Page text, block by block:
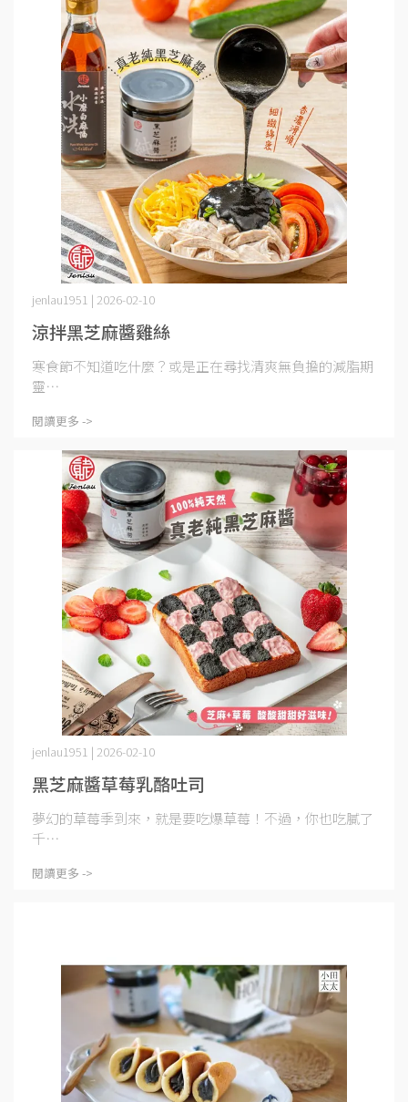
涼拌黑芝麻醬雞絲
jenlau1951 | 2026-02-10
寒食節不知道吃什麼？或是正在尋找清爽無負擔的減脂期
靈⋯
閱讀更多 ->
黑芝麻醬草莓乳酪吐司
jenlau1951 | 2026-02-10
夢幻的草莓季到來，就是要吃爆草莓！不過，你也吃膩了
千⋯
閱讀更多 ->